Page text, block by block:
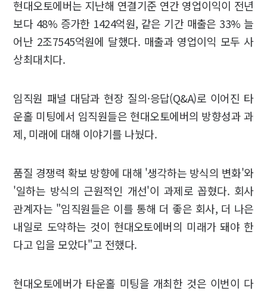
현대오토에버는 지난해 연결기준 연간 영업이익이 전년
보다 48% 증가한 1424억원, 같은 기간 매출은 33% 늘
어난 2조7545억원에 달했다. 매출과 영업이익 모두 사
상최대치다.
임직원 패널 대담과 현장 질의·응답(Q&A)로 이어진 타
운홀 미팅에서 임직원들은 현대오토에버의 방향성과 과
제, 미래에 대해 이야기를 나눴다.
품질 경쟁력 확보 방향에 대해 '생각하는 방식의 변화'와
'일하는 방식의 근원적인 개선'이 과제로 꼽혔다. 회사
관계자는 "임직원들은 이를 통해 더 좋은 회사, 더 나은
내일로 도약하는 것이 현대오토에버의 미래가 돼야 한
다고 입을 모았다"고 전했다.
현대오토에버가 타운홀 미팅을 개최한 것은 이번이 다